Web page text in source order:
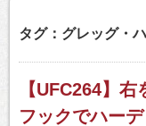
タグ：グレッグ・
【UFC264】
フックでハー